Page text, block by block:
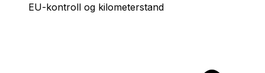
EU-kontroll og kilometerstand